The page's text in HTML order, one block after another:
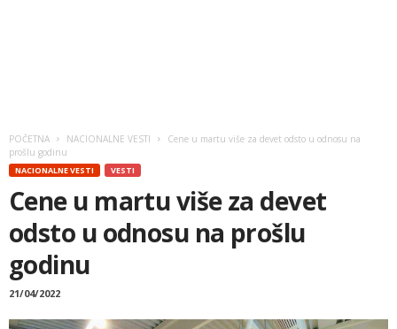
POČETNA NACIONALNE VESTI
Cene u martu više za devet odsto u odnosu na
prošlu godinu
NACIONALNE VESTI VESTI
Cene u martu više za devet
odsto u odnosu na prošlu
godinu
21/04/2022